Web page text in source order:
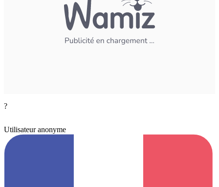
?
Utilisateur anonyme